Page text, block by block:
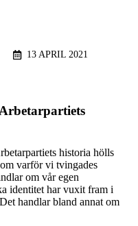
13 APRIL 2021
historia hölls
varför vi tvingades
om vår egen
identitet har vuxit fram i
handlar bland annat om